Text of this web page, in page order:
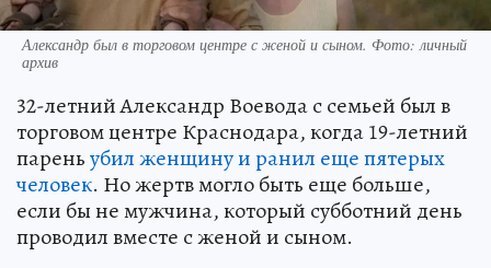
Александр был в торговом центре с женой и сыном. Фото: личный
архив
32-летний Александр Воевода с семьей был в
торговом центре Краснодара, когда 19-летний
пареньубил женщину и ранил еще пятерых
человек. Но жертв могло быть еще больше,
если бы не мужчина, который субботний день
проводил вместе с женой и сыном.